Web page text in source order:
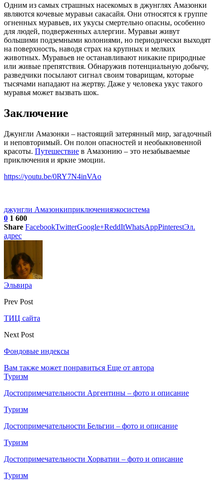
Одним из самых страшных насекомых в джунглях Амазонки
являются кочевые муравьи сакасайя. Они относятся к группе
огненных муравьев, их укусы смертельно опасны, особенно
для людей, подверженных аллергии. Муравьи живут
большими подземными колониями, но периодически выходят
на поверхность, наводя страх на крупных и мелких
животных. Муравьев не останавливают никакие природные
или живые препятствия. Обнаружив потенциальную добычу,
разведчики посылают сигнал своим товарищам, которые
тысячами нападают на жертву. Даже у человека укус такого
муравья может вызвать шок.
Заключение
Джунгли Амазонки – настоящий затерянный мир, загадочный
и неповторимый. Он полон опасностей и необыкновенной
красоты. Путешествие в Амазонию – это незабываемые
приключения и яркие эмоции.
https://youtu.be/0RY7N4inVAo
джунгли Амазонкиприключенияэкосистема
0 1 600
Share FacebookTwitterGoogle+ReddItWhatsAppPinterestЭл.
адрес
Эльвира
Prev Post
ТИЦ сайта
Next Post
Фондовые индексы
Вам также может понравиться Еще от автора
Туризм
Достопримечательности Аргентины – фото и описание
Туризм
Достопримечательности Бельгии – фото и описание
Туризм
Достопримечательности Хорватии – фото и описание
Туризм